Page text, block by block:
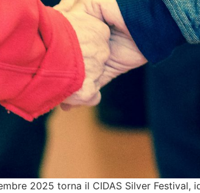
2025 torna il CIDAS Silver